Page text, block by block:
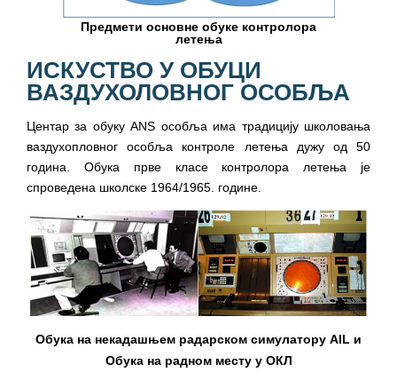
Предмети основне обуке контролора
летења
ИСКУСТВО У ОБУЦИ
ВАЗДУХОЛОВНОГ ОСОБЉА
Центар за обуку ANS особља има традицију школовања
ваздухопловног особља контроле летења дужу од 50
година. Обука прве класе контролора летења је
спроведена школске 1964/1965. године.
Обука на некадашњем радарском симулатору AIL и
Обука на радном месту у ОКЛ